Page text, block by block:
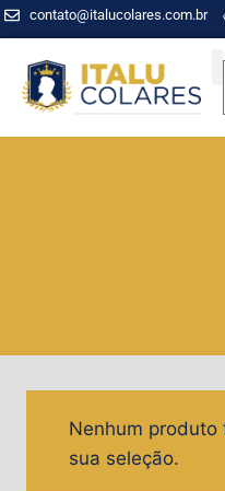
contato@italucolares.com.br
Nenhum produto
sua seleção.